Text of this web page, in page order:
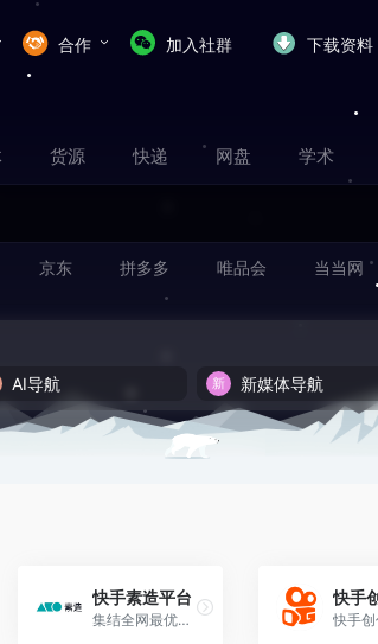
合作 加入社群 下载资料
货源 快递 网盘 学术
京东 拼多多 唯品会 当当网
AI导航 新媒体导航
快手素造平台
集结全网最优创作机构